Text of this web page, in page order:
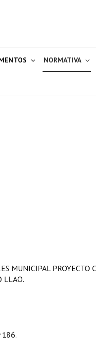
NORMATIVA
MUNICIPAL PROYECTO
LLAO.